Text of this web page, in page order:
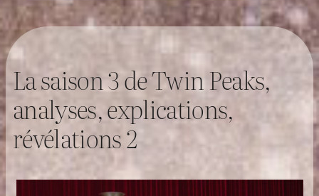
La saison 3 de Twin Peaks,
analyses, explications,
révélations 2